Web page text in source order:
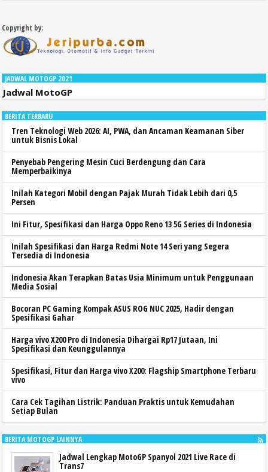
Copyright by:
JADWAL MOTOGP 2021
Jadwal MotoGP
BERITA TERBARU
Tren Teknologi Web 2026: AI, PWA, dan Ancaman Keamanan Siber
untuk Bisnis Lokal
Penyebab Pengering Mesin Cuci Berdengung dan Cara
Memperbaikinya
Inilah Kategori Mobil dengan Pajak Murah Tidak Lebih dari 0,5
Persen
Ini Fitur, Spesifikasi dan Harga Oppo Reno 13 5G Series di Indonesia
Inilah Spesifikasi dan Harga Redmi Note 14 Seri yang Segera
Tersedia di Indonesia
Indonesia Akan Terapkan Batas Usia Minimum untuk Penggunaan
Media Sosial
Bocoran PC Gaming Kompak ASUS ROG NUC 2025, Hadir dengan
Spesifikasi Gahar
Harga vivo X200 Pro di Indonesia Dihargai Rp17 Jutaan, Ini
Spesifikasi dan Keunggulannya
Spesifikasi, Fitur dan Harga vivo X200: Flagship Smartphone Terbaru
vivo
Cara Cek Tagihan Listrik: Panduan Praktis untuk Kemudahan
Setiap Bulan
BERITA MOTOGP LAINNYA
Jadwal Lengkap MotoGP Spanyol 2021 Live Race di
Trans7